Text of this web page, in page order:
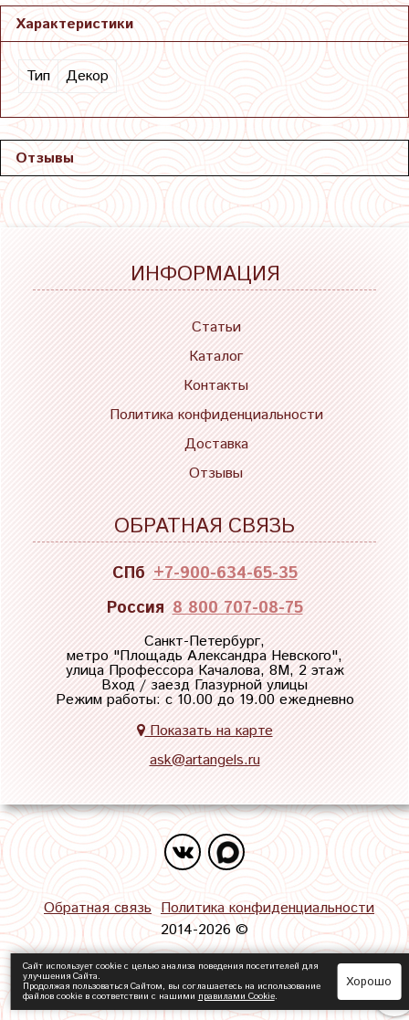
Характеристики
Тип Декор
Отзывы
ИНФОРМАЦИЯ
Статьи
Каталог
Контакты
Политика конфиденциальности
Доставка
Отзывы
ОБРАТНАЯ СВЯЗЬ
СПб +7-900-634-65-35
Россия 8 800 707-08-75
Санкт-Петербург,
метро "Площадь Александра Невского",
улица Профессора Качалова, 8М, 2 этаж
Вход / заезд Глазурной улицы
Режим работы: с 10.00 до 19.00 ежедневно
Показать на карте
ask@artangels.ru
Обратная связь Политика конфиденциальности
2014-2026 ©
Сайт использует cookie с целью анализа поведения посетителей для
улучшения Сайта.
Продолжая пользоваться Сайтом, вы соглашаетесь на использование
файлов cookie в соответствии с нашими правилами Сookie.
Хорошо